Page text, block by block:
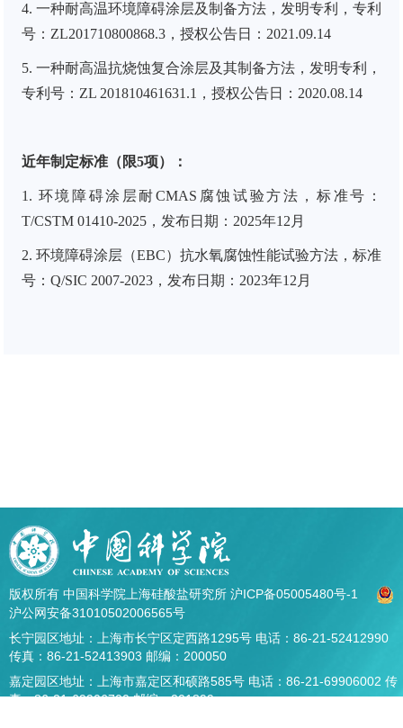
4. 一种耐高温环境障碍涂层及制备方法，发明专利，专利
号：ZL201710800868.3，授权公告日：2021.09.14
5. 一种耐高温抗烧蚀复合涂层及其制备方法，发明专利，
专利号：ZL 201810461631.1，授权公告日：2020.08.14
近年制定标准（限5项）：
1. 环境障碍涂层耐CMAS腐蚀试验方法 ，标准号：
T/CSTM 01410-2025，发布日期：2025年12月
2. 环境障碍涂层（EBC）抗水氧腐蚀性能试验方法， 标准
号： Q/SIC 2007-2023， 发布日期：2023年12月
版权所有 中国科学院上海硅酸盐研究所 沪ICP备05005480号-1
沪公网安备31010502006565号
长宁园区地址：上海市长宁区定西路1295号 电话：86-21-52412990
传真：86-21-52413903 邮编：200050
嘉定园区地址：上海市嘉定区和硕路585号 电话：86-21-69906002 传
真：86-21-69906700 邮编：201899